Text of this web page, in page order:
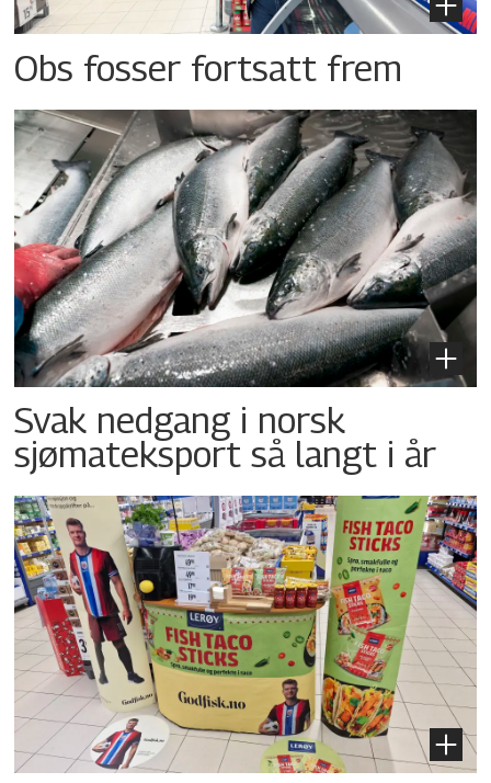
Obs fosser fortsatt frem
Svak nedgang i norsk
sjømateksport så langt i år